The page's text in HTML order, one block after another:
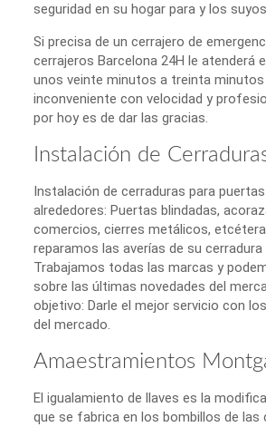
seguridad en su hogar para y los
Si precisa de un cerrajero de
cerrajeros Barcelona 24H le atenderá
unos veinte minutos a treinta minutos
inconveniente con velocidad y
por hoy es de dar las gracias.
Instalación de
Instalación de cerraduras para
alrededores: Puertas blindadas,
comercios, cierres metálicos,
reparamos las averías de su cerradura
Trabajamos todas las marcas y
sobre las últimas novedades del
objetivo: Darle el mejor servicio con
del mercado.
Amaestramientos
El igualamiento de llaves es la
que se fabrica en los bombillos de las